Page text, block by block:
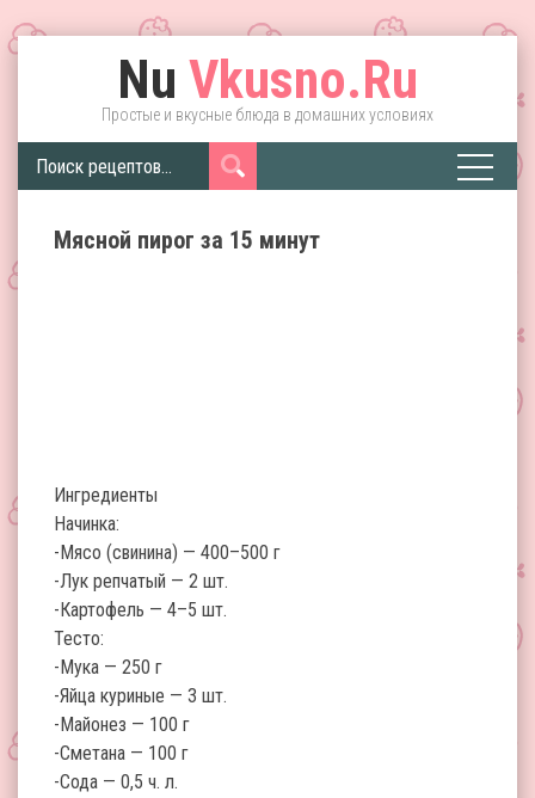
Nu Vkusno.Ru
Простые и вкусные блюда в домашних условиях
Мясной пирог за 15 минут
Ингредиенты
Начинка:
-Мясо (свинина) — 400–500 г
-Лук репчатый — 2 шт.
-Картофель — 4–5 шт.
Тесто:
-Мука — 250 г
-Яйца куриные — 3 шт.
-Майонез — 100 г
-Сметана — 100 г
-Сода — 0,5 ч. л.